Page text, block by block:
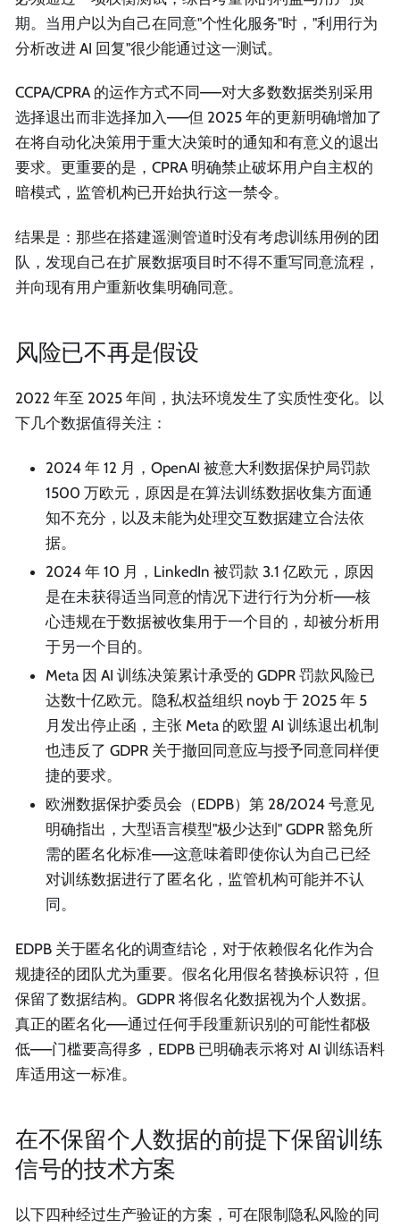
期。当用户以为自己在同意"个性化服务"时，"利用行为
分析改进 AI 回复"很少能通过这一测试。
CCPA/CPRA 的运作方式不同——对大多数数据类别采用
选择退出而非选择加入——但 2025 年的更新明确增加了
在将自动化决策用于重大决策时的通知和有意义的退出
要求。更重要的是，CPRA 明确禁止破坏用户自主权的
暗模式，监管机构已开始执行这一禁令。
结果是：那些在搭建遥测管道时没有考虑训练用例的团
队，发现自己在扩展数据项目时不得不重写同意流程，
并向现有用户重新收集明确同意。
风险已不再是假设
2022 年至 2025 年间，执法环境发生了实质性变化。以
下几个数据值得关注：
2024 年 12 月，OpenAI 被意大利数据保护局罚款
1500 万欧元，原因是在算法训练数据收集方面通
知不充分，以及未能为处理交互数据建立合法依
据。
2024 年 10 月，LinkedIn 被罚款 3.1 亿欧元，原因
是在未获得适当同意的情况下进行行为分析——核
心违规在于数据被收集用于一个目的，却被分析用
于另一个目的。
Meta 因 AI 训练决策累计承受的 GDPR 罚款风险已
达数十亿欧元。隐私权益组织 noyb 于 2025 年 5
月发出停止函，主张 Meta 的欧盟 AI 训练退出机制
也违反了 GDPR 关于撤回同意应与授予同意同样便
捷的要求。
欧洲数据保护委员会（EDPB）第 28/2024 号意见
明确指出，大型语言模型"极少达到" GDPR 豁免所
需的匿名化标准——这意味着即使你认为自己已经
对训练数据进行了匿名化，监管机构可能并不认
同。
EDPB 关于匿名化的调查结论，对于依赖假名化作为合
规捷径的团队尤为重要。假名化用假名替换标识符，但
保留了数据结构。GDPR 将假名化数据视为个人数据。
真正的匿名化——通过任何手段重新识别的可能性都极
低——门槛要高得多，EDPB 已明确表示将对 AI 训练语料
库适用这一标准。
在不保留个人数据的前提下保留训练
信号的技术方案
以下四种经过生产验证的方案，可在限制隐私风险的同